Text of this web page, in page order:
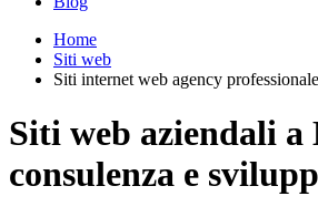
Home
Siti web
Siti internet web agency
Siti web aziendali a
consulenza e